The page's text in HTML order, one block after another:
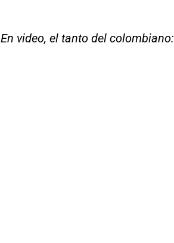
En video, el tanto del colombiano: